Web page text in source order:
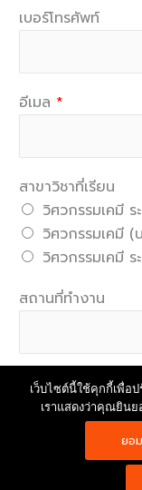
เบอร์โทรศัพท์
อีเมล *
สาขาวิชาที่เรียน
วิศวกรรมเคมี
วิศวกรรมเคมี
วิศวกรรมเคมี
สถานที่ทำงาน
Submit
Copyright © 2026
เว็บไซต์นี้ใช้คุกกี้เพื่อ
เราแสดงว่าคุณยิน
ยอ